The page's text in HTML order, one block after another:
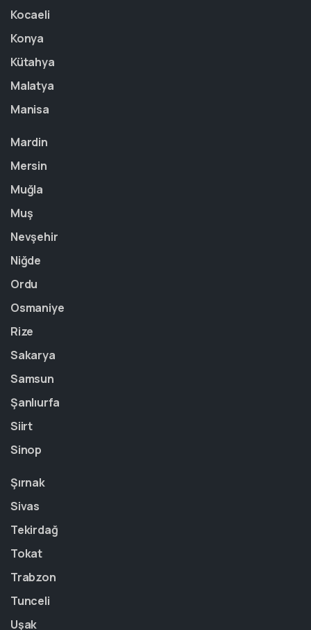
Kocaeli
Konya
Kütahya
Malatya
Manisa
Mardin
Mersin
Muğla
Muş
Nevşehir
Niğde
Ordu
Osmaniye
Rize
Sakarya
Samsun
Şanlıurfa
Siirt
Sinop
Şırnak
Sivas
Tekirdağ
Tokat
Trabzon
Tunceli
Uşak